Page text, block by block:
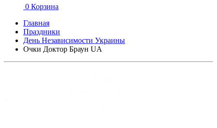
0 Корзина
Главная
Праздники
День Независимости Украины
Очки Доктор Браун UA